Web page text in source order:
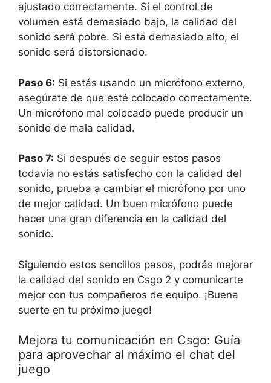
ajustado correctamente. Si el control de
volumen está demasiado bajo, la calidad del
sonido será pobre. Si está demasiado alto, el
sonido será distorsionado.
Paso 6: Si estás usando un micrófono externo,
asegúrate de que esté colocado correctamente.
Un micrófono mal colocado puede producir un
sonido de mala calidad.
Paso 7: Si después de seguir estos pasos
todavía no estás satisfecho con la calidad del
sonido, prueba a cambiar el micrófono por uno
de mejor calidad. Un buen micrófono puede
hacer una gran diferencia en la calidad del
sonido.
Siguiendo estos sencillos pasos, podrás mejorar
la calidad del sonido en Csgo 2 y comunicarte
mejor con tus compañeros de equipo. ¡Buena
suerte en tu próximo juego!
Mejora tu comunicación en Csgo: Guía
para aprovechar al máximo el chat del
juego